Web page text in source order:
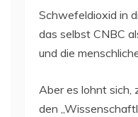
Schwefeldioxid in
das selbst CNBC
und die
Aber es lohnt sich,
den